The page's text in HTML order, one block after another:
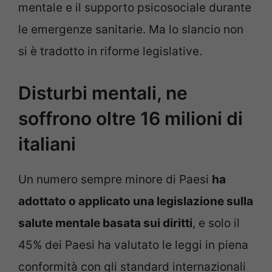
mentale e il supporto psicosociale durante
le emergenze sanitarie. Ma lo slancio non
si è tradotto in riforme legislative.
Disturbi mentali, ne
soffrono oltre 16 milioni di
italiani
Un numero sempre minore di Paesi ha
adottato o applicato una legislazione sulla
salute mentale basata sui diritti, e solo il
45% dei Paesi ha valutato le leggi in piena
conformità con gli standard internazionali